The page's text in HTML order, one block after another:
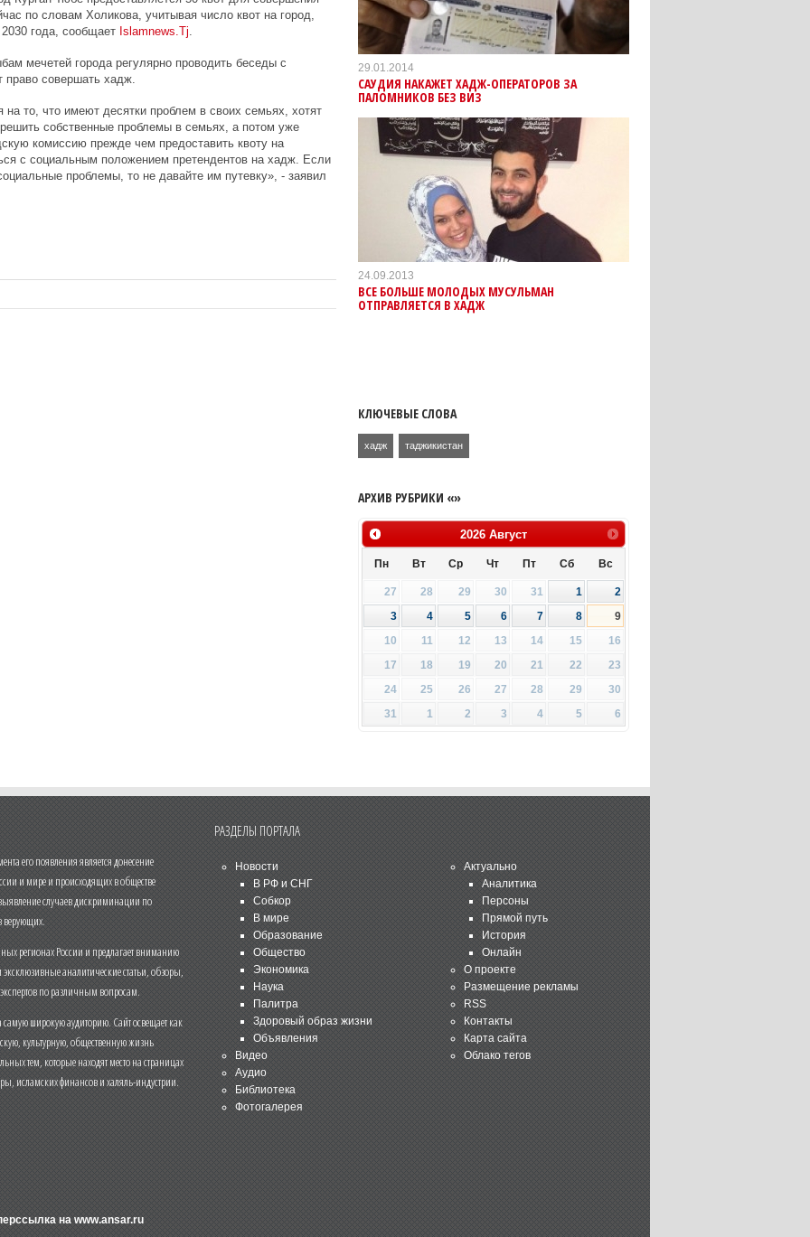
по словам Холикова, учитывая число квот на город,
года, сообщает Islamnews.Tj
мечетей города регулярно проводить беседы с
право совершать хадж.
то, что имеют десятки проблем в своих семьях, хотят
собственные проблемы в семьях, а потом уже
комиссию прежде чем предоставить квоту на
с социальным положением претендентов на хадж. Если
проблемы, то не давайте им путевку», - заявил
29.01.2014
САУДИЯ НАКАЖЕТ ХАДЖ-ОПЕРАТОРОВ ЗА
ПАЛОМНИКОВ БЕЗ ВИЗ
24.09.2013
ВСЕ БОЛЬШЕ МОЛОДЫХ МУСУЛЬМАН
ОТПРАВЛЯЕТСЯ В ХАДЖ
КЛЮЧЕВЫЕ СЛОВА
хадж таджикистан
АРХИВ РУБРИКИ «»
2026 Август
Пн Вт Ср Чт Пт Сб Вс
27 28 29 30 31 1
2
3
4 5 6 7 8
9
10
11 12 13 14 15
16
17
18 19 20 21 22
23
24
25 26 27 28 29
30
31
1 2 3 4 5 6
его появления является донесение
и мире и происходящих в обществе
случаев дискриминации по
регионах России и предлагает вниманию
аналитические статьи, обзоры,
по различным вопросам.
широкую аудиторию. Сайт освещает как
культурную, общественную жизнь
тем, которые находят место на страницах
исламских финансов и халяль-индустрии.
на www.ansar.ru
РАЗДЕЛЫ ПОРТАЛА
Новости
В РФ и СНГ
Собкор
В мире
Образование
Общество
Экономика
Наука
Палитра
Здоровый образ жизни
Объявления
Видео
Аудио
Библиотека
Фотогалерея
Актуально
Аналитика
Персоны
Прямой путь
История
Онлайн
О проекте
Размещение рекламы
RSS
Контакты
Карта сайта
Облако тегов